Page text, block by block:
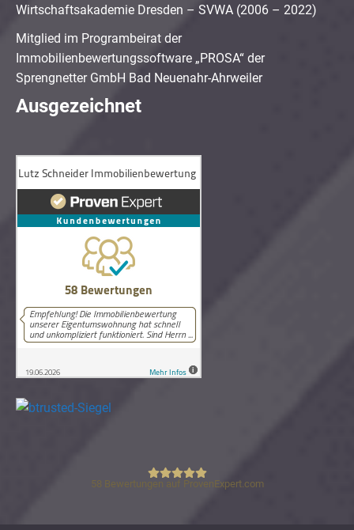
Wirtschaftsakademie Dresden – SVWA (2006 – 2022)
Mitglied im Programbeirat der
Immobilienbewertungssoftware „PROSA“ der
Sprengnetter GmbH Bad Neuenahr-Ahrweiler
Ausgezeichnet
Lutz Schneider Immobilienbewertung
58 Bewertungen auf ProvenExpert.com